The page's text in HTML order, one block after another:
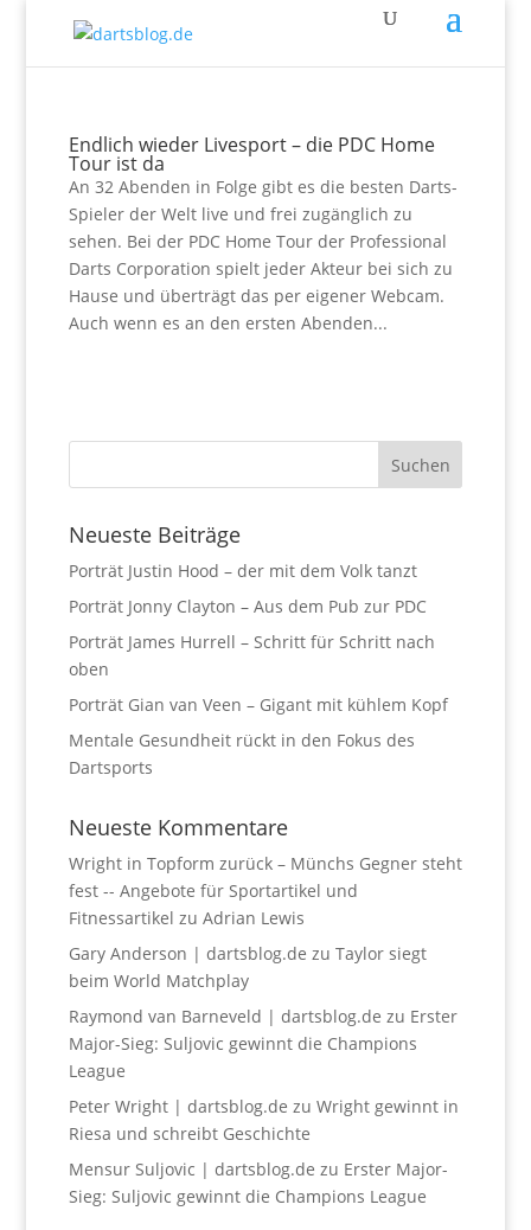
Endlich wieder Livesport – die PDC Home
Tour ist da
An 32 Abenden in Folge gibt es die besten Darts-
Spieler der Welt live und frei zugänglich zu
sehen. Bei der PDC Home Tour der Professional
Darts Corporation spielt jeder Akteur bei sich zu
Hause und überträgt das per eigener Webcam.
Auch wenn es an den ersten Abenden...
Neueste Beiträge
Porträt Justin Hood – der mit dem Volk tanzt
Porträt Jonny Clayton – Aus dem Pub zur PDC
Porträt James Hurrell – Schritt für Schritt nach
oben
Porträt Gian van Veen – Gigant mit kühlem Kopf
Mentale Gesundheit rückt in den Fokus des
Dartsports
Neueste Kommentare
Wright in Topform zurück – Münchs Gegner steht
fest -- Angebote für Sportartikel und
Fitnessartikel zu Adrian Lewis
Gary Anderson | dartsblog.de zu Taylor siegt
beim World Matchplay
Raymond van Barneveld | dartsblog.de zu Erster
Major-Sieg: Suljovic gewinnt die Champions
League
Peter Wright | dartsblog.de zu Wright gewinnt in
Riesa und schreibt Geschichte
Mensur Suljovic | dartsblog.de zu Erster Major-
Sieg: Suljovic gewinnt die Champions League